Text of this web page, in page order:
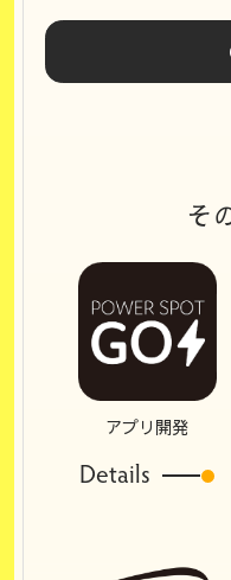
そ
アプリ開発
Details